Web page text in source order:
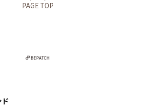
PAGE TOP